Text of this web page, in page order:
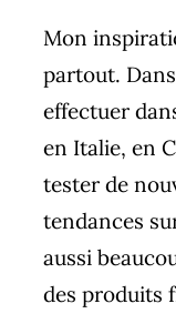
Mon
partout.
effectuer
en Italie, en
tester de
tendances
aussi
des produits